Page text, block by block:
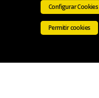
Configurar Cookies
Permitir cookies